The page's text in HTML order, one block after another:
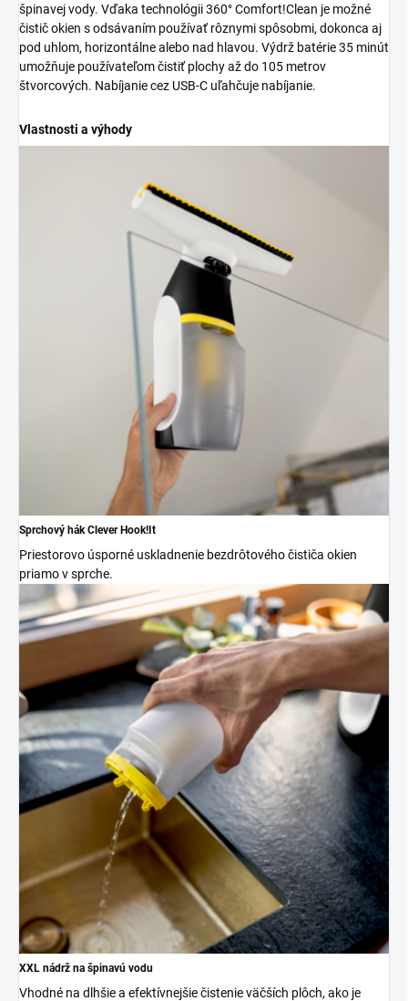
špinavej vody. Vďaka technológii 360° Comfort!Clean je možné
čistič okien s odsávaním používať rôznymi spôsobmi, dokonca aj
pod uhlom, horizontálne alebo nad hlavou. Výdrž batérie 35 minút
umožňuje používateľom čistiť plochy až do 105 metrov
štvorcových. Nabíjanie cez USB-C uľahčuje nabíjanie.
Vlastnosti a výhody
Sprchový hák Clever Hook!It
Priestorovo úsporné uskladnenie bezdrôtového čističa okien
priamo v sprche.
XXL nádrž na špinavú vodu
Vhodné na dlhšie a efektívnejšie čistenie väčších plôch, ako je